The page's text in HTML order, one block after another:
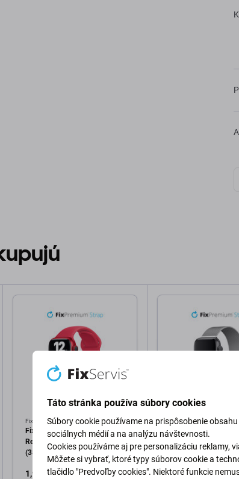
FixPremium
FixPremium - Silikónový
Remienok pre Apple Watch
(38, 40 a 41mm), červená
1,99 €
FixPremium
FixPremium -
Milanese Loop pre
Watch (38, 40 a
strieborná
4,49 €
Táto stránka používa súbory cookies
Súbory cookie používame na prispôsobenie
sociálnych médií a na analýzu návštevnosti.
Cookies používáme aj pre personalizáciu reklamy,
Môžete si vybrať, ktoré typy súborov cookie a
tlačidlo "Predvoľby cookies". Niektoré funkcie